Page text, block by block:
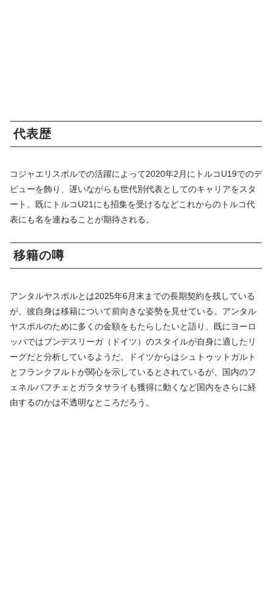
代表歴
コジャエリスポルでの活躍によって2020年2月にトルコU19でのデ
ビューを飾り、遅いながらも世代別代表としてのキャリアをスタ
ート。既にトルコU21にも招集を受けるなどこれからのトルコ代
表にも名を連ねることが期待される。
移籍の噂
アンタルヤスポルとは2025年6月末までの長期契約を残している
が、彼自身は移籍について前向きな姿勢を見せている。アンタル
ヤスポルのために多くの金額をもたらしたいと語り、既にヨーロ
ッパではブンデスリーガ（ドイツ）のスタイルが自身に適したリ
ーグだと分析しているようだ。ドイツからはシュトゥットガルト
とフランクフルトが関心を示しているとされているが、国内のフ
ェネルバフチェとガラタサライも獲得に動くなど国内をさらに経
由するのかは不透明なところだろう。